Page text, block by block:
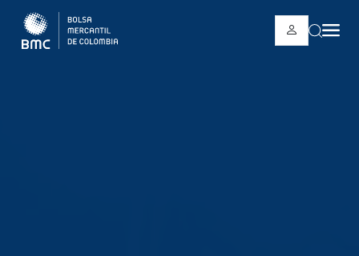
Pasar al contenido principal